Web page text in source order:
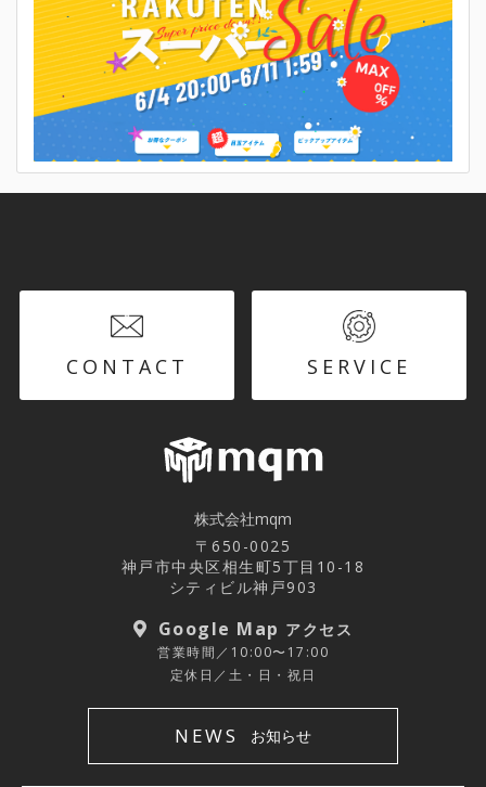
CONTACT SERVICE
株式会社mqm
〒650-0025
神戸市中央区相生町5丁目10-18
シティビル神戸903
Google Map アクセス
営業時間／10:00〜17:00
定休日／土・日・祝日
NEWS お知らせ